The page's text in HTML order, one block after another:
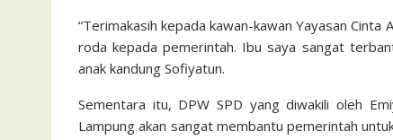
“Terimakasih kepada kawan-kawan Yayasan
roda kepada pemerintah. Ibu saya sangat
anak kandung Sofiyatun.
Sementara itu, DPW SPD yang diwakili oleh
Lampung akan sangat membantu pemerintah